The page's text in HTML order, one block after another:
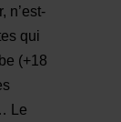
n’est-
qui
(+18
Le